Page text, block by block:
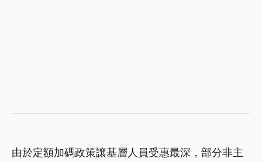
由於定額加碼政策讓基層人員受惠最深，部分非主